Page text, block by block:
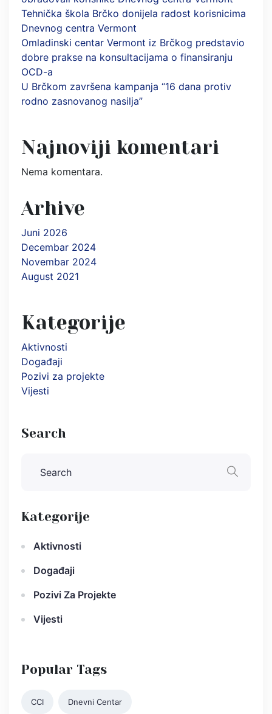
Tehnička škola Brčko donijela radost korisnicima
Dnevnog centra Vermont
Omladinski centar Vermont iz Brčkog predstavio
dobre prakse na konsultacijama o finansiranju
OCD-a
U Brčkom završena kampanja “16 dana protiv
rodno zasnovanog nasilja”
Najnoviji komentari
Nema komentara.
Arhive
Juni 2026
Decembar 2024
Novembar 2024
August 2021
Kategorije
Aktivnosti
Događaji
Pozivi za projekte
Vijesti
Search
Kategorije
Aktivnosti
Događaji
Pozivi Za Projekte
Vijesti
Popular Tags
CCI Dnevni Centar